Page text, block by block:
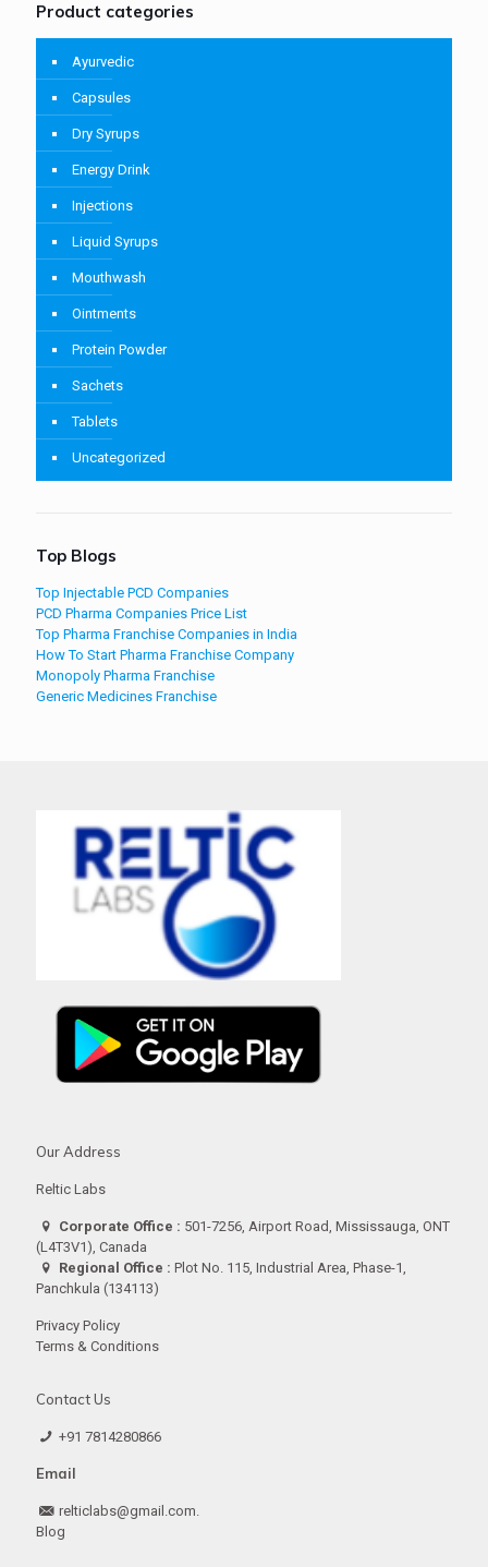
Product categories
Ayurvedic
Capsules
Dry Syrups
Energy Drink
Injections
Liquid Syrups
Mouthwash
Ointments
Protein Powder
Sachets
Tablets
Uncategorized
Top Blogs
Top Injectable PCD Companies
PCD Pharma Companies Price List
Top Pharma Franchise Companies in India
How To Start Pharma Franchise Company
Monopoly Pharma Franchise
Generic Medicines Franchise
Our Address
Reltic Labs
Corporate Office : 501-7256, Airport Road, Mississauga, ONT
(L4T3V1), Canada
Regional Office : Plot No. 115, Industrial Area, Phase-1,
Panchkula (134113)
Privacy Policy
Terms & Conditions
Contact Us
+91 7814280866
Email
relticlabs@gmail.com.
Blog